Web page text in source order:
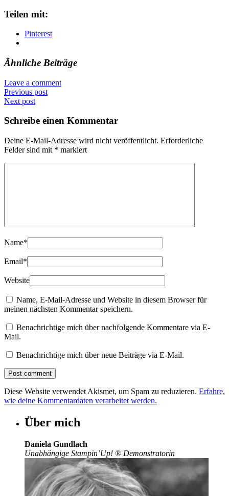
Teilen mit:
Pinterest
Ähnliche Beiträge
Leave a comment
Previous post
Next post
Schreibe einen Kommentar
Deine E-Mail-Adresse wird nicht veröffentlicht. Erforderliche
Felder sind mit * markiert
Name*
Email*
Website
Name, E-Mail-Adresse und Website in diesem Browser für
meinen nächsten Kommentar speichern.
Benachrichtige mich über nachfolgende Kommentare via E-
Mail.
Benachrichtige mich über neue Beiträge via E-Mail.
Diese Website verwendet Akismet, um Spam zu reduzieren. Erfahre,
wie deine Kommentardaten verarbeitet werden.
Über mich
Daniela Gundlach
Unabhängige Stampin’Up! ® Demonstratorin